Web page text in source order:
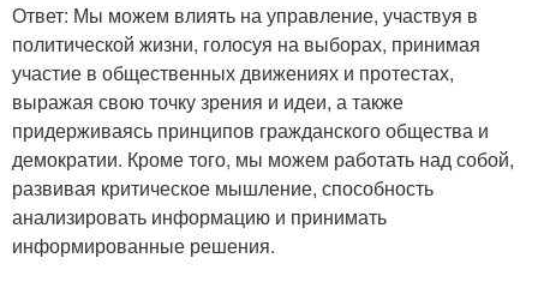
Ответ: Мы можем влиять на управление, участвуя в
политической жизни, голосуя на выборах, принимая
участие в общественных движениях и протестах,
выражая свою точку зрения и идеи, а также
придерживаясь принципов гражданского общества и
демократии. Кроме того, мы можем работать над собой,
развивая критическое мышление, способность
анализировать информацию и принимать
информированные решения.